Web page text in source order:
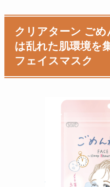
クリアターン ごめ
は乱れた肌環境を
フェイスマスク